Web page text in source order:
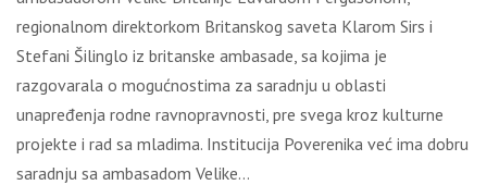
regionalnom direktorkom Britanskog saveta Klarom Sirs i
Stefani Šilinglo iz britanske ambasade, sa kojima je
razgovarala o mogućnostima za saradnju u oblasti
unapređenja rodne ravnopravnosti, pre svega kroz kulturne
projekte i rad sa mladima. Institucija Poverenika već ima dobru
saradnju sa ambasadom Velike…